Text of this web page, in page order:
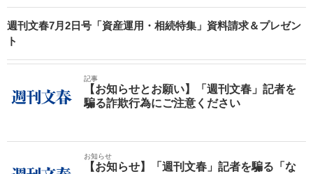
週刊文春7月2日号「資産運用・相続特集」資料請求＆プレゼン
ト
記事
【お知らせとお願い】「週刊文春」記者を
騙る詐欺行為にご注意ください
お知らせ
【お知らせ】「週刊文春」記者を騙る「な